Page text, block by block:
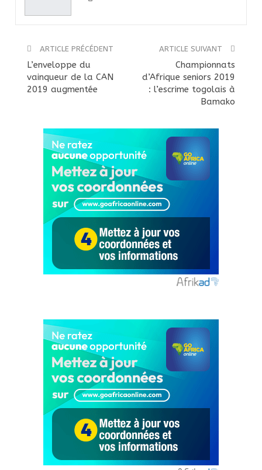
ARTICLE PRÉCÉDENT
L’enveloppe du
vainqueur de la CAN
2019 augmentée
ARTICLE SUIVANT
Championnats
d’Afrique seniors 2019
: l’escrime togolais à
Bamako